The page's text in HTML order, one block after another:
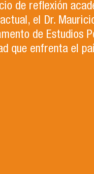
de reflexión
el Dr.
de Estudios
que enfrenta el